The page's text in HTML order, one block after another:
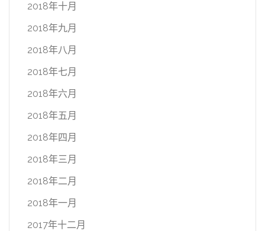
2018年十月
2018年九月
2018年八月
2018年七月
2018年六月
2018年五月
2018年四月
2018年三月
2018年二月
2018年一月
2017年十二月